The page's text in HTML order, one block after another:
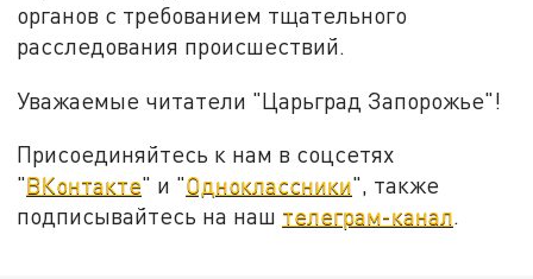
органов с требованием тщательного
расследования происшествий.
Уважаемые читатели "Царьград Запорожье"!
Присоединяйтесь к нам в соцсетях
"ВКонтакте" и "Одноклассники", также
подписывайтесь на наш телеграм-канал.